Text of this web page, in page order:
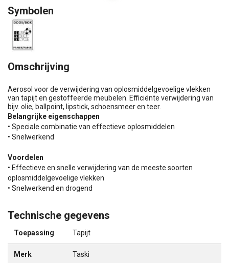
Symbolen
Omschrijving
Aerosol voor de verwijdering van oplosmiddelgevoelige vlekken
van tapijt en gestoffeerde meubelen. Efficiënte verwijdering van
bijv. olie, ballpoint, lipstick, schoensmeer en teer.
Belangrijke eigenschappen
• Speciale combinatie van effectieve oplosmiddelen
• Snelwerkend
Voordelen
• Effectieve en snelle verwijdering van de meeste soorten
oplosmiddelgevoelige vlekken
• Snelwerkend en drogend
Technische gegevens
Toepassing Tapijt
Merk Taski